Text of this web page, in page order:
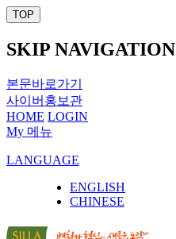
TOP
SKIP NAVIGATION
본문바로가기
사이버홍보관
HOME LOGIN
My 메뉴
LANGUAGE
ENGLISH
CHINESE